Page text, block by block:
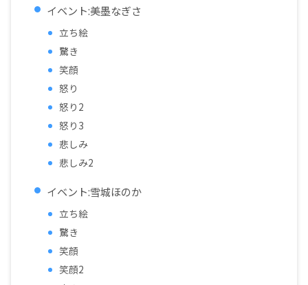
イベント:美墨なぎさ
立ち絵
驚き
笑顔
怒り
怒り2
怒り3
悲しみ
悲しみ2
イベント:雪城ほのか
立ち絵
驚き
笑顔
笑顔2